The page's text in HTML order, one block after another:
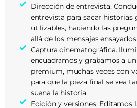
Dirección de entrevista.
entrevista para sacar historias
utilizables, haciendo las
allá de los mensajes ensayados.
Captura cinematográfica.
encuadramos y grabamos a
premium, muchas veces con
para que la pieza final se vea
suena la historia.
Edición y versiones. Editamos